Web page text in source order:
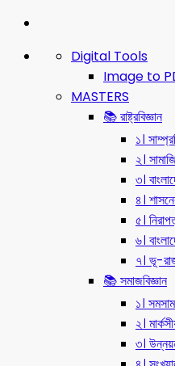
Digital Tools
Image to
MASTERS
📚 রাষ্ট্রবিজ্ঞান
১।
২।
৩।
৪।
৫।
৬।
৭। ভূ-
📚 সমাজবিজ্ঞান
১।
২।
৩।